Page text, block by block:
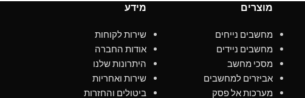
מוצרים
מחשבים נייחים
מחשבים ניידים
מסכי מחשב
אביזרים למחשבים
מערכות אל פסק
מידע
שירות לקוחות
אודות החברה
היתרונות שלנו
שירות ואחריות
ביטולים והחזרות